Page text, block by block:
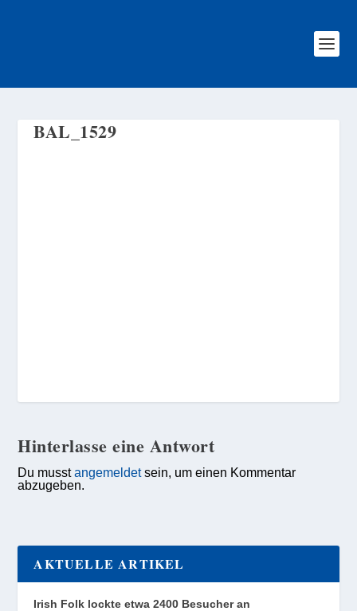
BAL_1529
Hinterlasse eine Antwort
Du musstangemeldetsein, um einen Kommentar
abzugeben.
AKTUELLE ARTIKEL
Irish Folk lockte etwa 2400 Besucher an